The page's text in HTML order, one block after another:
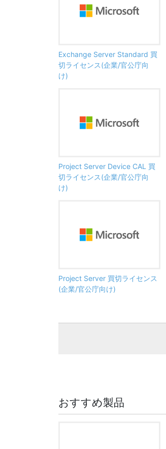
Exchange Server Standard 買
切ライセンス(企業/官公庁向
け)
Project Server Device CAL 買
切ライセンス(企業/官公庁向
け)
Project Server 買切ライセンス
(企業/官公庁向け)
おすすめ製品